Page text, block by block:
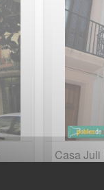
Casa Juli